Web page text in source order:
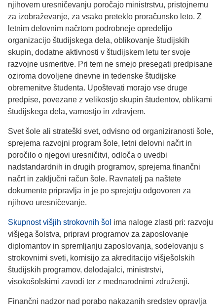
njihovem uresničevanju poročajo ministrstvu, pristojnemu
za izobraževanje, za vsako preteklo proračunsko leto. Z
letnim delovnim načrtom podrobneje opredelijo
organizacijo študijskega dela, oblikovanje študijskih
skupin, dodatne aktivnosti v študijskem letu ter svoje
razvojne usmeritve. Pri tem ne smejo presegati predpisane
oziroma dovoljene dnevne in tedenske študijske
obremenitve študenta. Upoštevati morajo vse druge
predpise, povezane z velikostjo skupin študentov, oblikami
študijskega dela, varnostjo in zdravjem.
Svet šole ali strateški svet, odvisno od organiziranosti šole,
sprejema razvojni program šole, letni delovni načrt in
poročilo o njegovi uresničitvi, odloča o uvedbi
nadstandardnih in drugih programov, sprejema finančni
načrt in zaključni račun šole. Ravnatelj pa naštete
dokumente pripravlja in je po sprejetju odgovoren za
njihovo uresničevanje.
Skupnost višjih strokovnih šol ima naloge zlasti pri: razvoju
višjega šolstva, pripravi programov za zaposlovanje
diplomantov in spremljanju zaposlovanja, sodelovanju s
strokovnimi sveti, komisijo za akreditacijo višješolskih
študijskih programov, delodajalci, ministrstvi,
visokošolskimi zavodi ter z mednarodnimi združenji.
Finančni nadzor nad porabo nakazanih sredstev opravlja